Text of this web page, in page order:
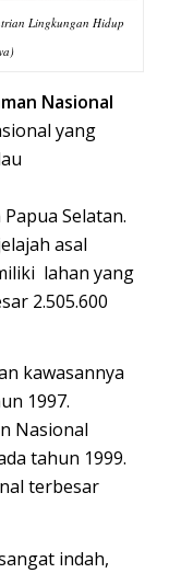
Lingkungan Hidup
Nasional
yang
Selatan.
asal
lahan yang
2.505.600
kawasannya
1997.
Nasional
tahun 1999.
terbesar
indah,